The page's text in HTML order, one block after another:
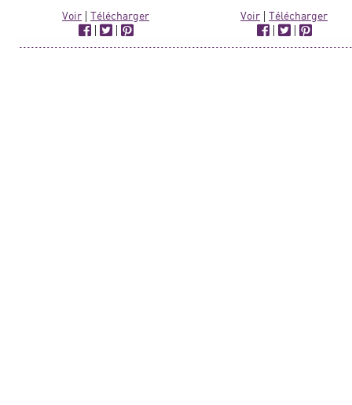
Voir |Télécharger
|
|
Voir |Télécharger
|
|